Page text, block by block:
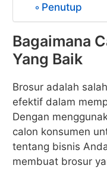
Penutup
Bagaimana
Yang Baik
Brosur adalah
efektif dalam
Dengan
calon konsumen
tentang bisnis
membuat brosur